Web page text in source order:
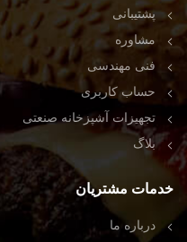
پشتیبانی
مشاوره
فنی مهندسی
حساب کاربری
تجهیزات آشپزخانه صنعتی
بلاگ
خدمات مشتریان
درباره ما